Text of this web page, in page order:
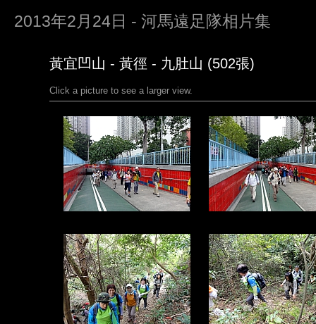
2013年2月24日 - 河馬遠足隊相片集
黃宜凹山 - 黃徑 - 九肚山 (502張)
Click a picture to see a larger view.